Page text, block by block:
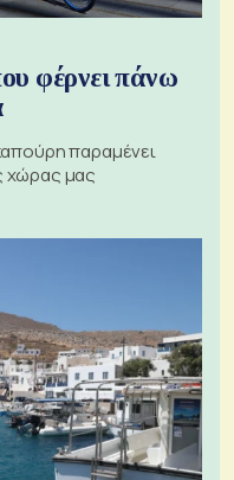
φέρνει πάνω
παραμένει
χώρας μας